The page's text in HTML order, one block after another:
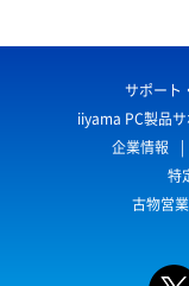
サポート
iiyama PC製品
企業情報
特
古物営